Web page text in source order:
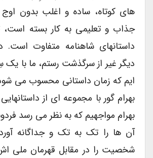
های کوتاه، ساده و اغلب بدون
جذاب و تعلیمی به کار بسته است،
داستانهای شاهنامه متفاوت است.
دیگر غیر از سرگذشت رستم، ما با یک
ایم که زمان داستانی محسوب می شود.
بهرام گور با مجموعه ای از داستانهایی
بهرام مواجهیم که به نظر می رسد
آن ها را تک به تک و جداگانه
شخصیت را در مقابل قهرمان ملی اش